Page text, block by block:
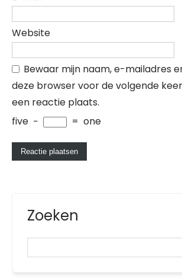
Website
Bewaar mijn naam, e-mailadres
deze browser voor de volgende
een reactie plaats.
five − = one
Zoeken